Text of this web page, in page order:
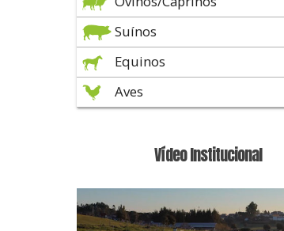
Suínos
Equinos
Aves
Vídeo Institucional